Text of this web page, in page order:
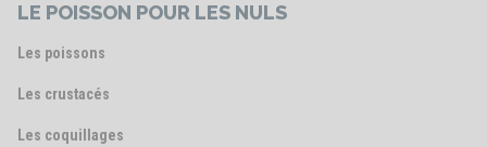
LE POISSON POUR LES NULS
Les poissons
Les crustacés
Les coquillages